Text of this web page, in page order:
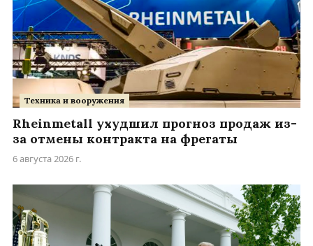
Техника и вооружения
Rheinmetall ухудшил прогноз продаж из-
за отмены контракта на фрегаты
6 августа 2026 г.